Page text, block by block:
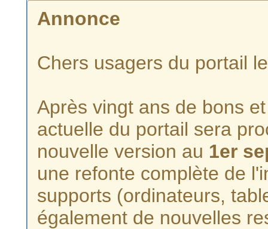
Annonce
Chers usagers du portail
Après vingt ans de bons
actuelle du portail sera
nouvelle version au 1er
une refonte complète de
supports (ordinateurs,
également de nouvelles